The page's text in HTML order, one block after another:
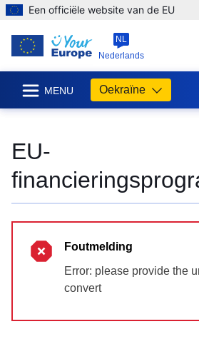
Een officiële website van de EU
NL
Nederlands
MENU Oekraïne
EU-
Foutmelding
Error: please provide the
convert